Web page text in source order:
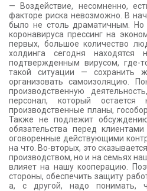
— Воздействие, несомненно,
факторе риска невозможно. В
было не столь драматичным.
коронавируса прессинг на
первых, большое количество
холдинга сегодня находятся
подтвержденным вирусом, где-
такой ситуации — сохранить
организовать самоизоляцию.
производственную
персонал, который
производственные планы,
Также не подлежит
обязательства перед
оговоренные действующими
на что. Во-вторых, это
производством, но и на семьях
влияет на нашу кооперацию.
стороны, обеспечить защиту
а, с другой, надо понимать,